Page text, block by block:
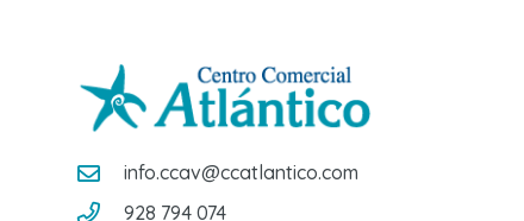
info.ccav@ccatlantico.com
928 794 074